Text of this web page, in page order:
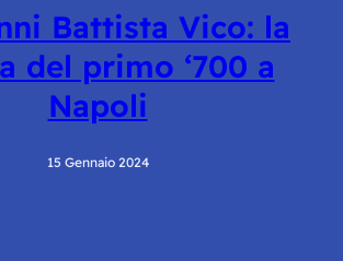
Battista Vico: la
del primo ‘700 a
Napoli
15 Gennaio 2024